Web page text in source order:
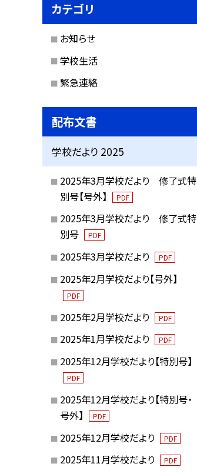
カテゴリ
お知らせ
学校生活
緊急連絡
配布文書
学校だより 2025
2025年3月学校だより 修了式特
別号【号外】
PDF
2025年3月学校だより 修了式特
別号
PDF
2025年3月学校だより PDF
2025年2月学校だより【号外】
PDF
2025年2月学校だより PDF
2025年1月学校だより PDF
2025年12月学校だより【特別号】
PDF
2025年12月学校だより【特別号・
号外】
PDF
2025年12月学校だより PDF
2025年11月学校だより PDF